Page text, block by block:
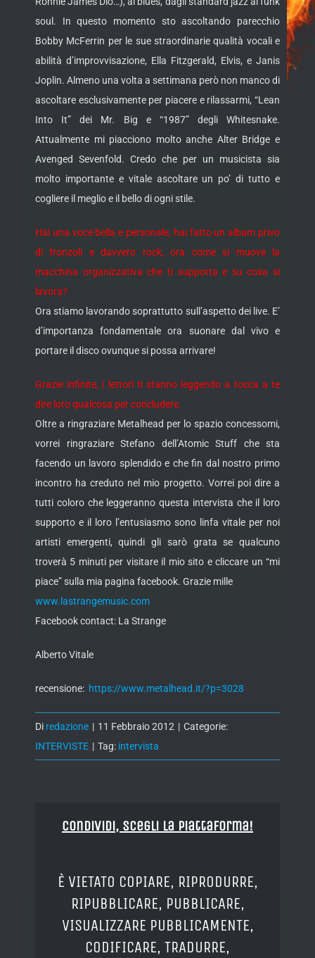
soul. In questo momento sto ascoltando parecchio
Bobby McFerrin per le sue straordinarie qualità vocali e
abilità d’improvvisazione, Ella Fitzgerald, Elvis, e Janis
Joplin. Almeno una volta a settimana però non manco di
ascoltare esclusivamente per piacere e rilassarmi, “Lean
Into It” dei Mr. Big e “1987” degli Whitesnake.
Attualmente mi piacciono molto anche Alter Bridge e
Avenged Sevenfold. Credo che per un musicista sia
molto importante e vitale ascoltare un po’ di tutto e
cogliere il meglio e il bello di ogni stile.
Hai una voce bella e personale, hai fatto un album privo
di fronzoli e davvero rock, ora come si muove la
macchina organizzativa che ti supporta e su cosa si
lavora?
Ora stiamo lavorando soprattutto sull’aspetto dei live. E’
d’importanza fondamentale ora suonare dal vivo e
portare il disco ovunque si possa arrivare!
Grazie infinite, i lettori ti stanno leggendo a tocca a te
dire loro qualcosa per concludere.
Oltre a ringraziare Metalhead per lo spazio concessomi,
vorrei ringraziare Stefano dell’Atomic Stuff che sta
facendo un lavoro splendido e che fin dal nostro primo
incontro ha creduto nel mio progetto. Vorrei poi dire a
tutti coloro che leggeranno questa intervista che il loro
supporto e il loro l’entusiasmo sono linfa vitale per noi
artisti emergenti, quindi gli sarò grata se qualcuno
troverà 5 minuti per visitare il mio sito e cliccare un “mi
piace” sulla mia pagina facebook. Grazie mille
www.lastrangemusic.com
Facebook contact: La Strange
Alberto Vitale
recensione: https://www.metalhead.it/?p=3028
Di redazione | 11 Febbraio 2012 | Categorie:
INTERVISTE | Tag: intervista
Condividi, Scegli la piattaforma!
È VIETATO COPIARE, RIPRODURRE,
RIPUBBLICARE, PUBBLICARE,
VISUALIZZARE PUBBLICAMENTE,
CODIFICARE, TRADURRE,